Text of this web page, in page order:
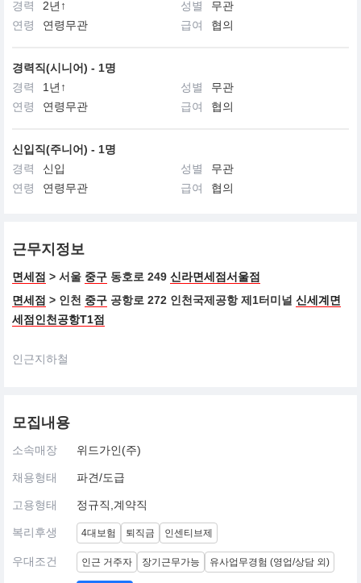
끌레드뽀 보떼는 지적이고 세련된 감각과 환경을 생각하는 여성을
한 아름다움을 추구합니다.
경력
2년↑ 성별
무관
연령
연령무관 급여 협의
경력직(시니어) - 1명
경력
1년↑ 성별
무관
연령
연령무관 급여 협의
신입직(주니어) - 1명
경력
신입 성별
무관
연령
연령무관 급여 협의
근무지정보
면세점 > 서울 중구 동호로 249 신라면세점서울점
면세점 > 인천 중구 공항로 272 인천국제공항 제1터미널 신세계면
세점인천공항T1점
인근지하철
모집내용
소속매장 위드가인(주)
채용형태 파견/도급
고용형태 정규직,계약직
복리후생 4대보험 퇴직금 인센티브제
우대조건 인근 거주자 장기근무가능 유사업무경험 (영업/상담 외)